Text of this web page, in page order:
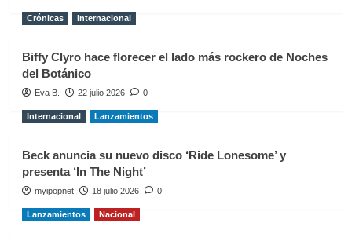
Crónicas Internacional
Biffy Clyro hace florecer el lado más rockero de Noches
del Botánico
Eva B. 22 julio 2026 0
Internacional Lanzamientos
Beck anuncia su nuevo disco ‘Ride Lonesome’ y
presenta ‘In The Night’
myipopnet 18 julio 2026 0
Lanzamientos Nacional